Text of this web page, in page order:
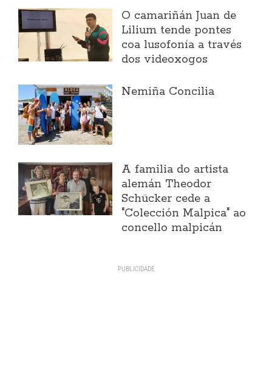
O camariñán Juan de
Lilium tende pontes
coa lusofonía a través
dos videoxogos
Nemiña Concilia
A familia do artista
alemán Theodor
Schücker cede a
"Colección Malpica" ao
concello malpicán